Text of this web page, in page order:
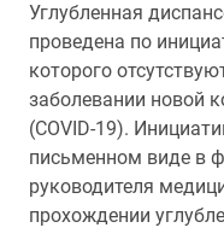
Углубленная
проведена по
которого
заболевании новой
(COVID-19).
письменном виде в
руководителя
прохождении